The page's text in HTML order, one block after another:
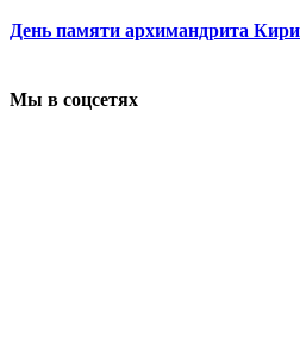
День памяти архимандрита
Мы в соцсетях